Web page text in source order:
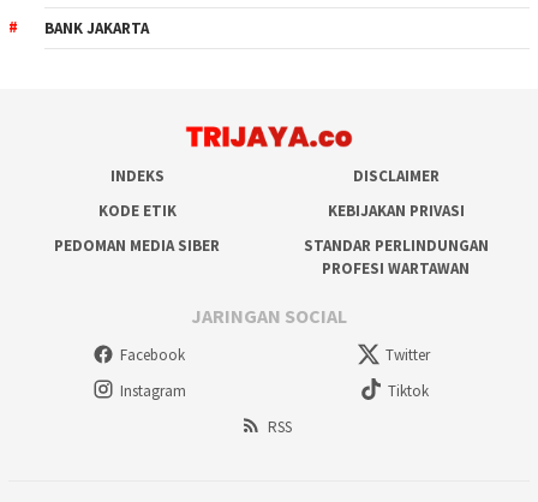
BANK JAKARTA
INDEKS
DISCLAIMER
KODE ETIK
KEBIJAKAN PRIVASI
PEDOMAN MEDIA SIBER
STANDAR PERLINDUNGAN
PROFESI WARTAWAN
JARINGAN SOCIAL
Facebook
Twitter
Instagram
Tiktok
RSS